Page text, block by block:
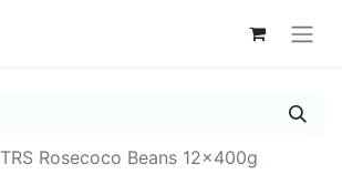
TRS Rosecoco Beans 12x400g